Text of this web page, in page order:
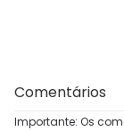
Comentários
Importante: Os